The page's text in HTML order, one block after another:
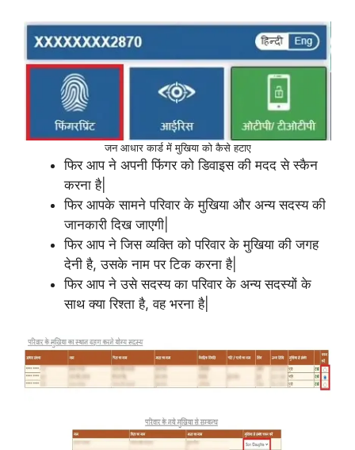
जन आधार कार्ड में मुखिया को कैसे हटाए
फिर आप ने अपनी फिंगर को डिवाइस की मदद से स्कैन
करना है|
फिर आपके सामने परिवार के मुखिया और अन्य सदस्य की
जानकारी दिख जाएगी|
फिर आप ने जिस व्यक्ति को परिवार के मुखिया की जगह
देनी है, उसके नाम पर टिक करना है|
फिर आप ने उसे सदस्य का परिवार के अन्य सदस्यों के
साथ क्या रिश्ता है, वह भरना है|